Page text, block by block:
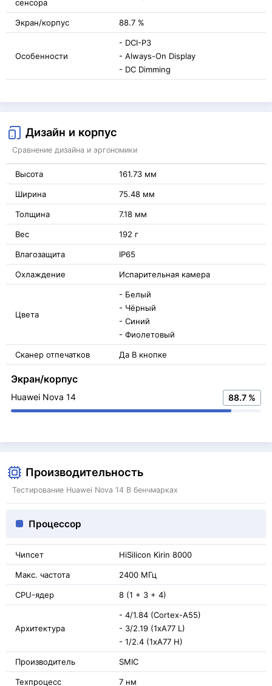
сенсора
Экран/корпус 88.7 %
Особенности
- DCI-P3
- Always-On Display
- DC Dimming
Дизайн и корпус
Сравнение дизайна и эргономики
Высота 161.73 мм
Ширина 75.48 мм
Толщина 7.18 мм
Вес 192 г
Влагозащита IP65
Охлаждение Испарительная камера
Цвета
- Белый
- Чёрный
- Синий
- Фиолетовый
Сканер отпечатков Да В кнопке
Экран/корпус
Huawei Nova 14 88.7 %
Производительность
Тестирование Huawei Nova 14 В бенчмарках
Процессор
Чипсет HiSilicon Kirin 8000
Макс. частота 2400 МГц
CPU-ядер 8 (1 + 3 + 4)
Архитектура
- 4/1.84 (Cortex-A55)
- 3/2.19 (1xA77 L)
- 1/2.4 (1xA77 H)
Производитель SMIC
Техпроцесс 7 нм